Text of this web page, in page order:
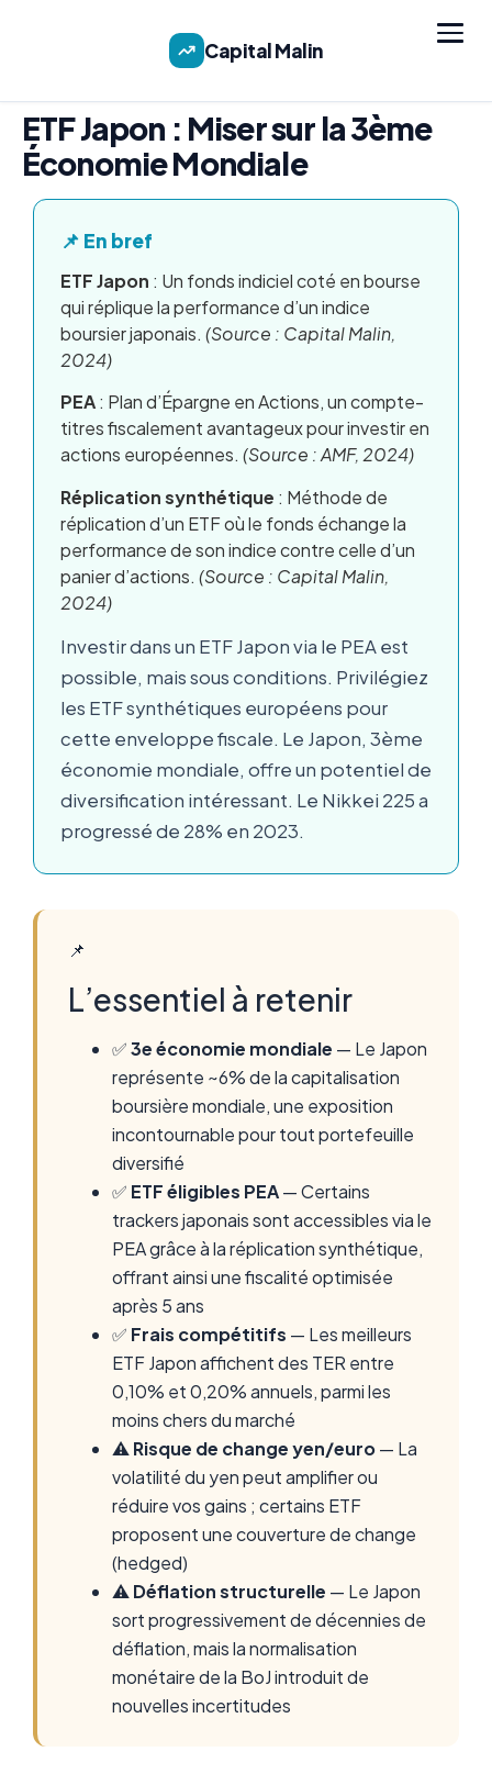
Capital Malin
ETF Japon : Miser sur la 3ème
Économie Mondiale
📌 En bref
ETF Japon : Un fonds indiciel coté en bourse
qui réplique la performance d’un indice
boursier japonais. (Source : Capital Malin,
2024)
PEA: Plan d’Épargne en Actions, un compte-
titres fiscalement avantageux pour investir en
actions européennes. (Source : AMF, 2024)
Réplication synthétique : Méthode de
réplication d’un ETF où le fonds échange la
performance de son indice contre celle d’un
panier d’actions. (Source : Capital Malin,
2024)
Investir dans un ETF Japon via le PEA est
possible, mais sous conditions. Privilégiez
les ETF synthétiques européens pour
cette enveloppe fiscale. Le Japon, 3ème
économie mondiale, offre un potentiel de
diversification intéressant. Le Nikkei 225 a
progressé de 28% en 2023.
📌
L’essentiel à retenir
✅3e économie mondiale — Le Japon
représente ~6% de la capitalisation
boursière mondiale, une exposition
incontournable pour tout portefeuille
diversifié
✅ ETF éligibles PEA— Certains
trackers japonais sont accessibles via le
PEA grâce à la réplication synthétique,
offrant ainsi une fiscalité optimisée
après 5 ans
✅ Frais compétitifs — Les meilleurs
ETF Japon affichent des TER entre
0,10% et 0,20% annuels, parmi les
moins chers du marché
⚠️ Risque de change yen/euro— La
volatilité du yen peut amplifier ou
réduire vos gains ; certains ETF
proposent une couverture de change
(hedged)
⚠️ Déflation structurelle — Le Japon
sort progressivement de décennies de
déflation, mais la normalisation
monétaire de la BoJ introduit de
nouvelles incertitudes